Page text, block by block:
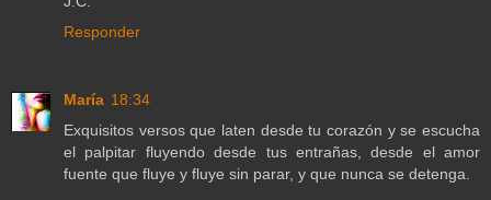
Responder
María 18:34
Exquisitos versos que laten desde tu corazón y se escucha
el palpitar fluyendo desde tus entrañas, desde el amor
fuente que fluye y fluye sin parar, y que nunca se detenga.